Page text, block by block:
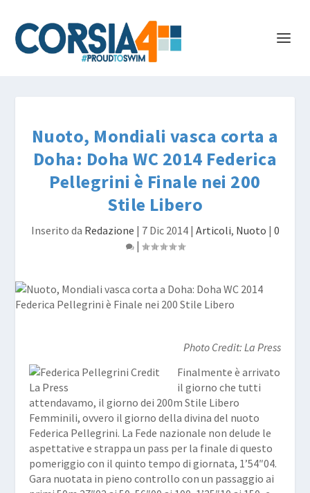
Nuoto, Mondiali vasca corta a
Doha: Doha WC 2014 Federica
Pellegrini è Finale nei 200
Stile Libero
Inserito da Redazione | 7 Dic 2014| Articoli, Nuoto | 0
|
Photo Credit: La Press
Finalmente è arrivato
il giorno che tutti
attendavamo, il giorno dei 200m Stile Libero
Femminili, ovvero il giorno della divina del nuoto
Federica Pellegrini. La Fede nazionale non delude le
aspettative e strappa un pass per la finale di questo
pomeriggio con il quinto tempo di giornata, 1’54″04.
Gara nuotata in pieno controllo con un passaggio ai